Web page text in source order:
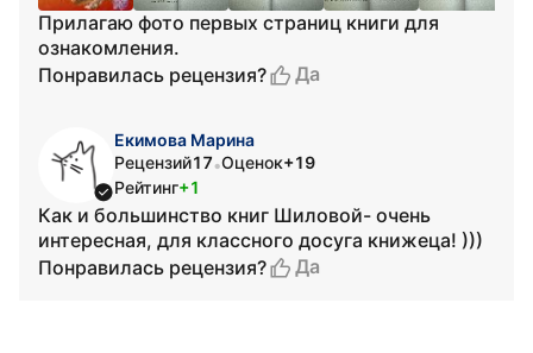
Прилагаю фото первых страниц книги для
ознакомления.
Понравилась рецензия?
Да
Екимова Марина
Рецензий17•Оценок+19
Рейтинг+1
Как и большинство книг Шиловой- очень
интересная, для классного досуга книжеца! )))
Понравилась рецензия?
Да